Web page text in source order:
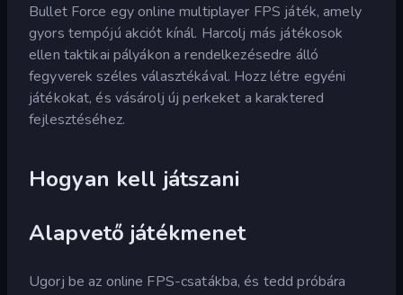
Bullet Force egy online multiplayer FPS játék, amely
gyors tempójú akciót kínál. Harcolj más játékosok
ellen taktikai pályákon a rendelkezésedre álló
fegyverek széles választékával. Hozz létre egyéni
játékokat, és vásárolj új perkeket a karaktered
fejlesztéséhez.
Hogyan kell játszani
Alapvető játékmenet
Ugorj be az online FPS-csatákba, és tedd próbára